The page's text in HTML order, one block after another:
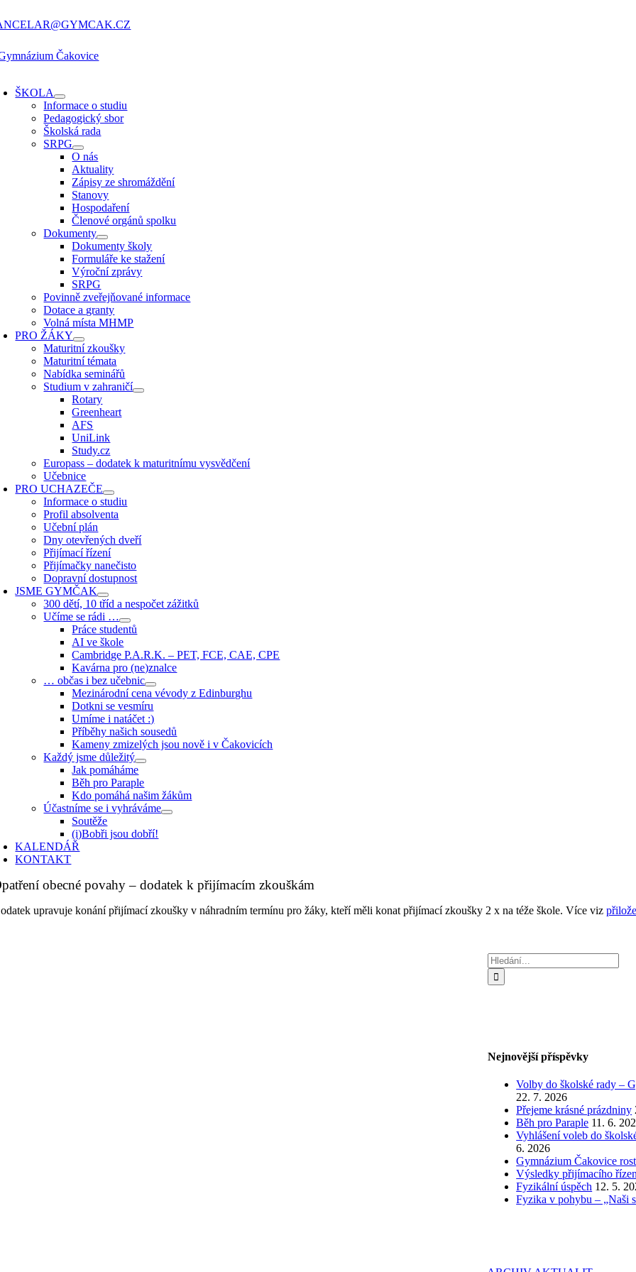
na
ŠKOLA
Informace o studiu
Pedagogický sbor
Školská rada
SRPG
O nás
Aktuality
Zápisy ze shromáždění
Stanovy
Hospodaření
Členové orgánů spolku
Dokumenty
Dokumenty školy
Formuláře ke stažení
Výroční zprávy
SRPG
Povinně zveřejňované informace
Dotace a granty
Volná místa MHMP
PRO ŽÁKY
Maturitní zkoušky
Maturitní témata
Nabídka seminářů
Studium v zahraničí
Rotary
Greenheart
AFS
UniLink
Study.cz
Europass – dodatek k maturitnímu vysvědčení
Učebnice
PRO UCHAZEČE
Informace o studiu
Profil absolventa
Učební plán
Dny otevřených dveří
Přijímací řízení
Přijímačky nanečisto
Dopravní dostupnost
JSME GYMČAK
300 dětí, 10 tříd a nespočet zážitků
Učíme se rádi …
Práce studentů
AI ve škole
Cambridge P.A.R.K. – PET, FCE, CAE, CPE
Kavárna pro (ne)znalce
… občas i bez učebnic
Mezinárodní cena vévody z Edinburghu
Dotkni se vesmíru
Umíme i natáčet :)
Příběhy našich sousedů
Kameny zmizelých jsou nově i v Čakovicích
Každý jsme důležitý
Jak pomáháme
Běh pro Paraple
Kdo pomáhá našim žákům
Účastníme se i vyhráváme
Soutěže
(i)Bobři jsou dobří!
KALENDÁŘ
KONTAKT
obecné povahy – dodatek k přijímacím zkouškám
upravuje konání přijímací zkoušky v náhradním termínu pro žáky, kteří měli konat přijímací zkoušky 2 x na téže škole. Více viz
Hledat:
Nejnovější příspěvky
Volby do školské rady –
22. 7. 2026
Přejeme krásné prázdniny
Běh pro Paraple 11. 6.
Vyhlášení voleb do
6. 2026
Gymnázium Čakovice
Výsledky přijímacího
Fyzikální úspěch 12. 5.
Fyzika v pohybu – „Naši